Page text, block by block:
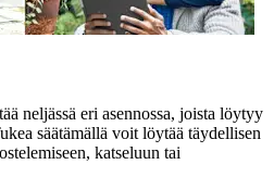
neljässä eri asennossa, joista löytyy
säätämällä voit löytää täydellisen
katseluun tai